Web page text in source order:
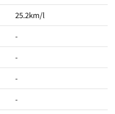
25.2km/l
-
-
-
-